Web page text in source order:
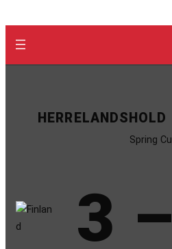
Spring
3